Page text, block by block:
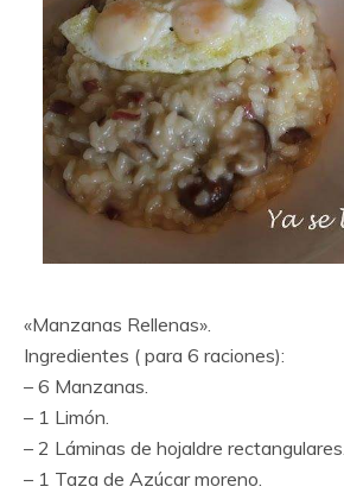
«Manzanas Rellenas».
Ingredientes ( para 6 raciones):
– 6 Manzanas.
– 1 Limón.
– 2 Láminas de hojaldre rectangulares.
– 1 Taza de Azúcar moreno.